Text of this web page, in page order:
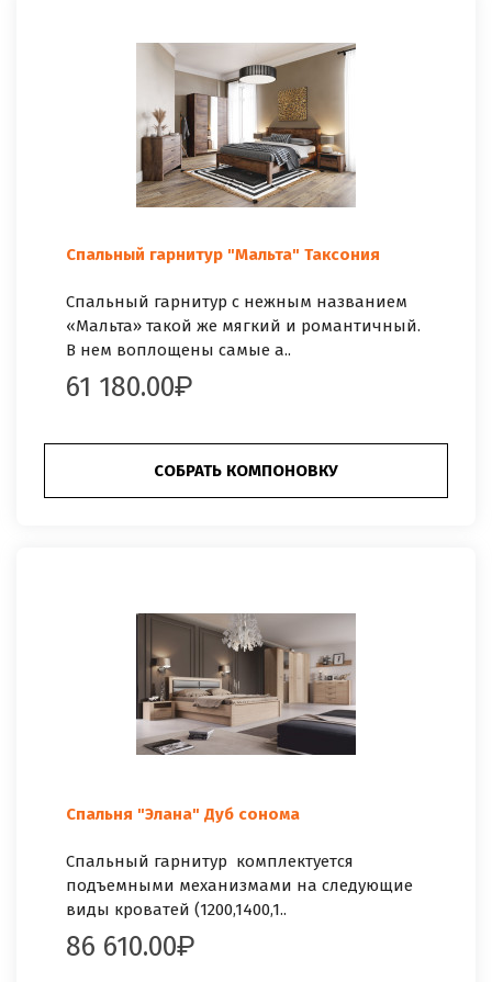
Спальный гарнитур "Мальта" Таксония
Спальный гарнитур с нежным названием
«Мальта» такой же мягкий и романтичный.
В нем воплощены самые а..
61 180.00
СОБРАТЬ КОМПОНОВКУ
Спальня "Элана" Дуб сонома
Спальный гарнитур комплектуется
подъемными механизмами на следующие
виды кроватей (1200,1400,1..
86 610.00